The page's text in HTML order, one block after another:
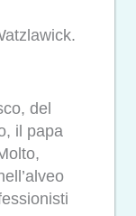
del
il papa